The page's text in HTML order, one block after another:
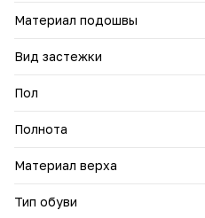
Материал подошвы
Вид застежки
Пол
Полнота
Материал верха
Тип обуви